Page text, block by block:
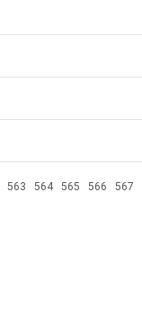
563 564 565 566 567